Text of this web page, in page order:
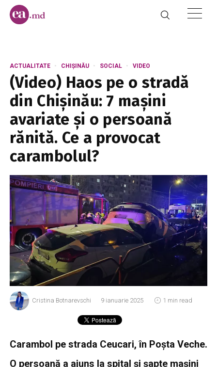
ACTUALITATE CHIȘINĂU SOCIAL VIDEO
(Video) Haos pe o stradă
din Chișinău: 7 mașini
avariate și o persoană
rănită. Ce a provocat
carambolul?
Cristina Botnarevschi 9 ianuarie 2025 1 min read
Carambol pe strada Ceucari, în Poșta Veche.
O persoană a ajuns la spital și șapte mașini